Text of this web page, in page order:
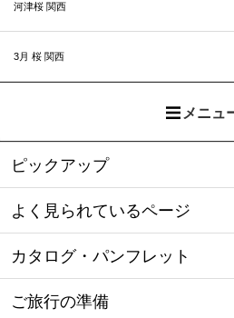
河津桜 関西
3月 桜 関西
メニュ
ピックアップ
よく見られているページ
カタログ・パンフレット
ご旅行の準備